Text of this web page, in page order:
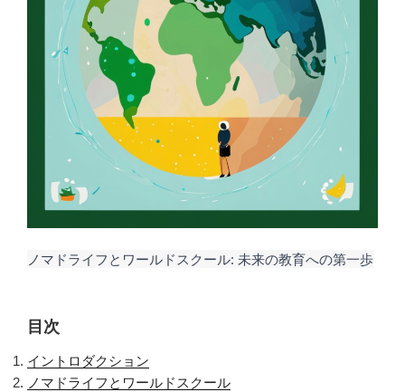
ノマドライフとワールドスクール: 未来の教育への第一歩
目次
イントロダクション
ノマドライフとワールドスクール